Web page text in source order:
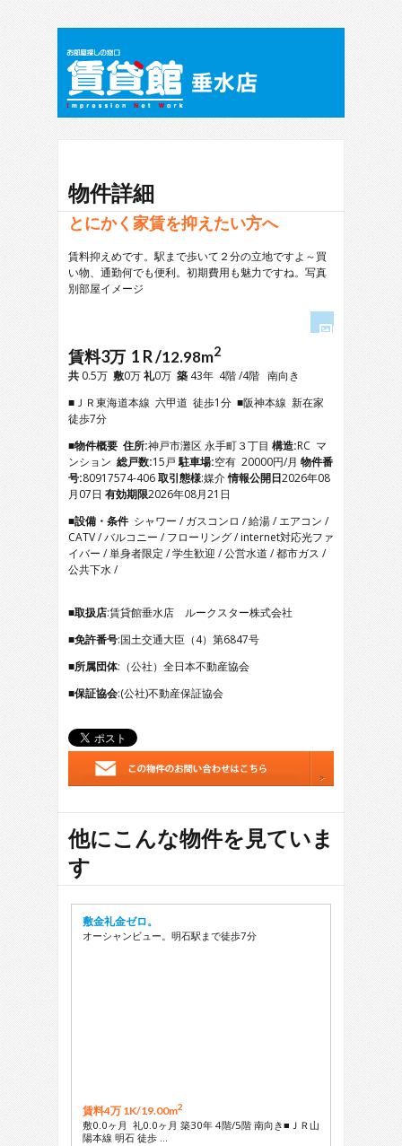
物件詳細
とにかく家賃を抑えたい方へ
賃料抑えめです。駅まで歩いて２分の立地ですよ～買
い物、通勤何でも便利。初期費用も魅力ですね。写真
別部屋イメージ
4
7
賃料3万 1 R /12.98m2
共 0.5万 敷0万礼0万 築 43年 4階 /4階 南向き
■ＪＲ東海道本線 六甲道 徒歩1分 ■阪神本線 新在家
徒歩7分
■物件概要 住所:神戸市灘区 永手町３丁目 構造:RC マ
ンション 総戸数:15戸駐車場:空有 20000円/月 物件番
号:80917574-406取引態様:媒介情報公開日2026年08
月07日 有効期限2026年08月21日
■設備・条件 シャワー / ガスコンロ / 給湯 / エアコン /
CATV / バルコニー / フローリング / internet対応光ファ
イバー / 単身者限定 / 学生歓迎 / 公営水道 / 都市ガス /
公共下水 /
■取扱店:賃貸館垂水店 ルークスター株式会社
■免許番号:国土交通大臣（4）第6847号
■所属団体:（公社）全日本不動産協会
■保証協会:(公社)不動産保証協会
他にこんな物件を見ていま
す
敷金礼金ゼロ。
オーシャンビュー。明石駅まで徒歩7分
賃料4万 1K/19.00m2
敷0.0ヶ月 礼0.0ヶ月 築30年 4階/5階 南向き■ＪＲ山
陽本線 明石 徒歩 …